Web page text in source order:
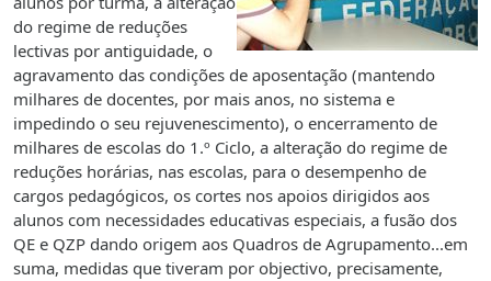
do regime de reduções
lectivas por antiguidade, o
agravamento das condições de aposentação (mantendo
milhares de docentes, por mais anos, no sistema e
impedindo o seu rejuvenescimento), o encerramento de
milhares de escolas do 1.º Ciclo, a alteração do regime de
reduções horárias, nas escolas, para o desempenho de
cargos pedagógicos, os cortes nos apoios dirigidos aos
alunos com necessidades educativas especiais, a fusão dos
QE e QZP dando origem aos Quadros de Agrupamento...em
suma, medidas que tiveram por objectivo, precisamente,